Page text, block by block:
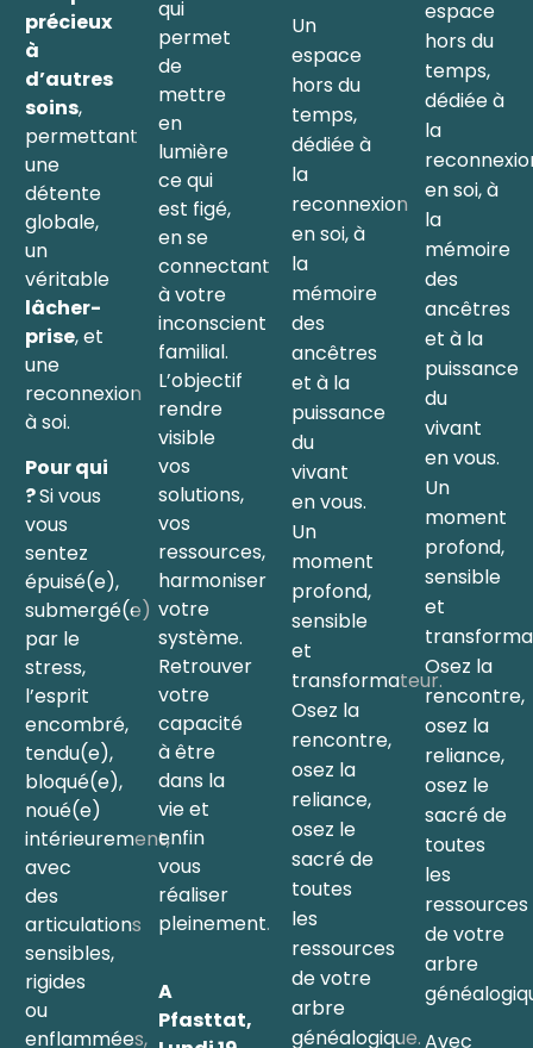
précieux
à
d’autres
soins,
permettant
une
détente
globale,
un
véritable
lâcher-
prise, et
une
reconnexion
à soi.
Pour qui
?Si vous
vous
sentez
épuisé(e),
submergé(e)
par le
stress,
l’esprit
encombré,
tendu(e),
bloqué(e),
noué(e)
intérieurement,
avec
des
articulations
sensibles,
rigides
ou
enflammées,
qui
permet
de
mettre
en
lumière
ce qui
est figé,
en se
connectant
à votre
inconscient
familial.
L’objectif
rendre
visible
vos
solutions,
vos
ressources,
harmoniser
votre
système.
Retrouver
votre
capacité
à être
dans la
vie et
enfin
vous
réaliser
pleinement.
A
Pfasttat,
Un
espace
hors du
temps,
dédiée à
la
reconnexion
en soi, à
la
mémoire
des
ancêtres
et à la
puissance
du
vivant
en vous.
Un
moment
profond,
sensible
et
transformateur.
Osez la
rencontre,
osez la
reliance,
osez le
sacré de
toutes
les
ressources
de votre
arbre
généalogique.
espace
hors du
temps,
dédiée à
la
en soi, à
la
mémoire
des
ancêtres
et à la
puissance
du
vivant
en vous.
Un
moment
profond,
sensible
et
Osez la
rencontre,
osez la
reliance,
osez le
sacré de
toutes
les
ressources
de votre
arbre
Avec